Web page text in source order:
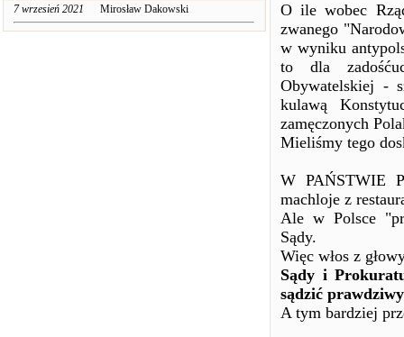
7 wrzesień 2021 Mirosław Dakowski
O ile wobec
zwanego
w wyniku
to dla
Obywatelskiej -
kulawą
zamęczonych
Mieliśmy tego
W PAŃSTWIE
machloje z
Ale w Polsce
Sądy.
Więc włos z
Sądy i
sądzić
A tym bardziej